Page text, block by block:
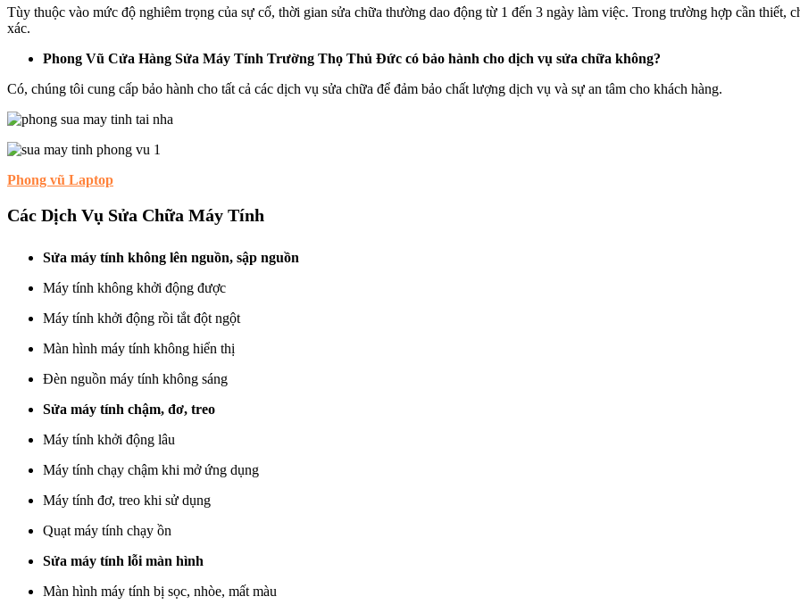
Tùy thuộc vào mức độ nghiêm trọng của sự cố, thời gian sửa chữa thường dao động từ 1 đến 3 ngày làm việc. Trong trường hợp cần thiết,
xác.
Phong Vũ Cửa Hàng Sửa Máy Tính Trường Thọ Thủ Đức có bảo hành cho dịch vụ sửa chữa không?
Có, chúng tôi cung cấp bảo hành cho tất cả các dịch vụ sửa chữa để đảm bảo chất lượng dịch vụ và sự an tâm cho khách hàng.
Phong vũ Laptop
Các Dịch Vụ Sửa Chữa Máy Tính
Sửa máy tính không lên nguồn, sập nguồn
Máy tính không khởi động được
Máy tính khởi động rồi tắt đột ngột
Màn hình máy tính không hiển thị
Đèn nguồn máy tính không sáng
Sửa máy tính chậm, đơ, treo
Máy tính khởi động lâu
Máy tính chạy chậm khi mở ứng dụng
Máy tính đơ, treo khi sử dụng
Quạt máy tính chạy ồn
Sửa máy tính lỗi màn hình
Màn hình máy tính bị sọc, nhòe, mất màu